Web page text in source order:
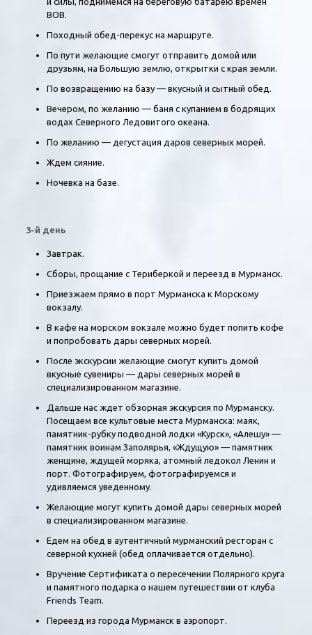
ВОВ.
Походный обед-перекус на маршруте.
По пути желающие смогут отправить домой или
друзьям, на Большую землю, открытки с края земли.
По возвращению на базу — вкусный и сытный обед.
Вечером, по желанию — баня с купанием в бодрящих
водах Северного Ледовитого океана.
По желанию — дегустация даров северных морей.
Ждем сияние.
Ночевка на базе.
3-й день
Завтрак.
Сборы, прощание с Териберкой и переезд в Мурманск.
Приезжаем прямо в порт Мурманска к Морскому
вокзалу.
В кафе на морском вокзале можно будет попить кофе
и попробовать дары северных морей.
После экскурсии желающие смогут купить домой
вкусные сувениры — дары северных морей в
специализированном магазине.
Дальше нас ждет обзорная экскурсия по Мурманску.
Посещаем все культовые места Мурманска: маяк,
памятник-рубку подводной лодки «Курск», «Алешу» —
памятник воинам Заполярья, «Ждущую» — памятник
женщине, ждущей моряка, атомный ледокол Ленин и
порт. Фотографируем, фотографируемся и
удивляемся уведенному.
Желающие могут купить домой дары северных морей
в специализированном магазине.
Едем на обед в аутентичный мурманский ресторан с
северной кухней (обед оплачивается отдельно).
Вручение Сертификата о пересечении Полярного круга
и памятного подарка о нашем путешествии от клуба
Friends Team.
Переезд из города Мурманск в аэропорт.